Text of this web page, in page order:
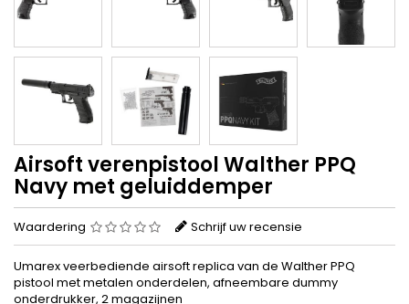
Airsoft verenpistool Walther PPQ
Navy met geluiddemper
Waardering Schrijf uw recensie
Umarex veerbediende airsoft replica van de Walther PPQ
pistool met metalen onderdelen, afneembare dummy
onderdrukker, 2 magazijnen